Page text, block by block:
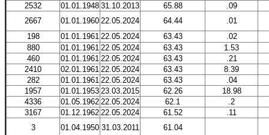
2532
01.01.1948 31.10.2013 65.88
.09
2667
01.01.1960 22.05.2024 64.44
.01
198
01.01.1961 22.05.2024 63.43
.02
880
01.01.1961 22.05.2024 63.43
1.53
460
01.01.1961 22.05.2024 63.43
.21
2410
02.01.1961 22.05.2024 63.43
8.39
282
01.01.1961 22.05.2024 63.43
.04
1957
01.01.1953 23.03.2015 62.26
18.98
4336
01.05.1962 22.05.2024 62.1
.2
3167
01.12.1962 22.05.2024 61.52
.11
3
01.04.1950 31.03.2011 61.04